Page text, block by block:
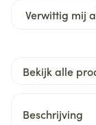
Verwittig mij
Bekijk alle
Beschrijving